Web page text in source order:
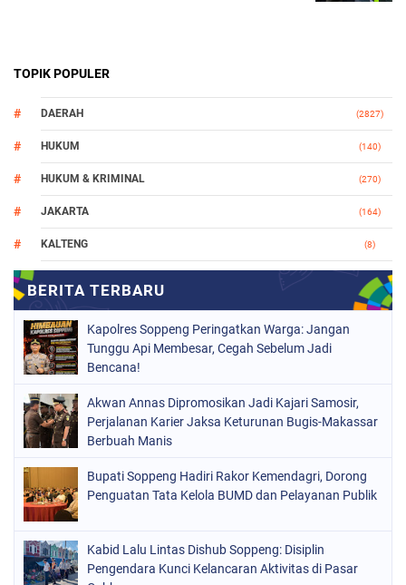
TOPIK POPULER
DAERAH (2827)
HUKUM (140)
HUKUM & KRIMINAL (270)
JAKARTA (164)
KALTENG (8)
(112)
NASIONAL (966)
ORGANISASI
PERISTIWA
POLITIK
POLRI
SOPPENG (1979)
SULSEL
Kapolres Soppeng Peringatkan Warga: Jangan
Tunggu Api Membesar, Cegah Sebelum Jadi
Bencana!
Akwan Annas Dipromosikan Jadi Kajari Samosir,
Perjalanan Karier Jaksa Keturunan Bugis-Makassar
Berbuah Manis
Bupati Soppeng Hadiri Rakor Kemendagri, Dorong
Penguatan Tata Kelola BUMD dan Pelayanan Publik
Kabid Lalu Lintas Dishub Soppeng: Disiplin
Pengendara Kunci Kelancaran Aktivitas di Pasar